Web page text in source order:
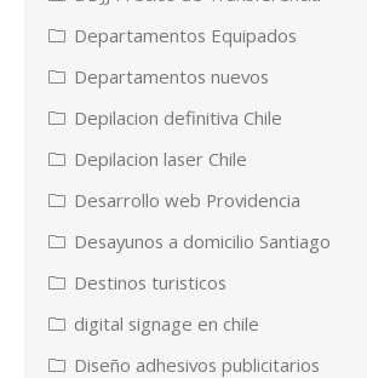
Departamentos Equipados
Departamentos nuevos
Depilacion definitiva Chile
Depilacion laser Chile
Desarrollo web Providencia
Desayunos a domicilio Santiago
Destinos turisticos
digital signage en chile
Diseño adhesivos publicitarios